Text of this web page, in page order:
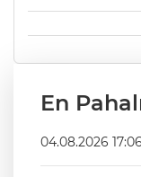
En
04.08.2026 17:06